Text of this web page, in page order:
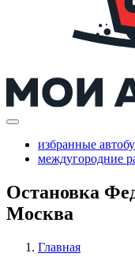
избранные
междугородние
Остановка
Москва
Главная